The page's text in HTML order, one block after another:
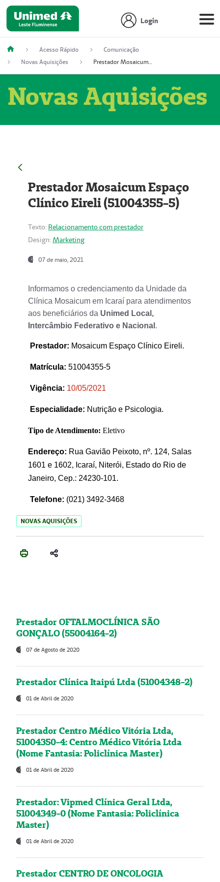
Login
Acesso Rápido
Comunicação
Novas Aquisições
Prestador Mosaicum Espaço Clínico Eireli (51004355-5)
Novas Aquisições
Prestador Mosaicum Espaço
Clínico Eireli (51004355-5)
Texto: Relacionamento com prestador
Design: Marketing
07 de maio, 2021
Informamos o credenciamento da Unidade da
Clínica Mosaicum em Icaraí para atendimentos
aos beneficiários da Unimed Local,
Intercâmbio Federativo e Nacional .
Prestador: Mosaicum Espaço Clínico Eireli.
Matrícula: 51004355-5
Vigência: 10/05/2021
Especialidade: Nutrição e Psicologia.
Tipo de Atendimento: Eletivo
Endereço: Rua Gavião Peixoto, nº. 124, Salas
1601 e 1602, Icaraí, Niterói, Estado do Rio de
Janeiro, Cep.: 24230-101.
Telefone: (021) 3492-3468
NOVAS AQUISIÇÕES
Prestador OFTALMOCLÍNICA SÃO
GONÇALO (55004164-2)
07 de Agosto de 2020
Prestador Clínica Itaipú Ltda (51004348-2)
01 de Abril de 2020
Prestador Centro Médico Vitória Ltda,
51004350-4: Centro Médico Vitória Ltda
(Nome Fantasia: Policlínica Master)
01 de Abril de 2020
Prestador: Vipmed Clínica Geral Ltda,
51004349-0 (Nome Fantasia: Policlínica
Master)
01 de Abril de 2020
Prestador CENTRO DE ONCOLOGIA